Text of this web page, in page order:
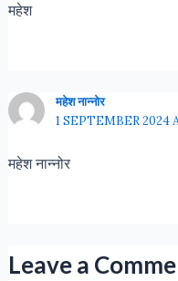
महेश
महेश नान्नोर
1 SEPTEMBER 2024
महेश नान्नोर
Leave a